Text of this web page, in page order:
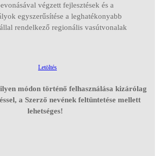
végzett fejlesztések és a
egyszerűsítése a leghatékonyabb
rendelkező regionális vasútvonalak
Letöltés
módon történő felhasználása kizárólag
a Szerző nevének feltüntetése mellett
lehetséges!